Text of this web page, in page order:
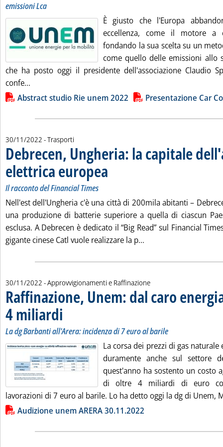
emissioni Lca
È giusto che l'Europa
eccellenza, come il motore a
fondando la sua scelta su un
come quello delle emissioni allo
che ha posto oggi il presidente dell'associazione Claudio
confe...
Lista allegati PDF alla notizia
Abstract studio Rie unem 2022 Presentazione Car
30/11/2022 - Trasporti
Debrecen, Ungheria: la capitale
elettrica europea . Sottotitolo: Il racconto del Financial Times
. Pubblicata mercoledì 30 novembre 2022 alle
Il racconto del Financial Times
Nell'est dell'Ungheria c'è una città di 200mila abitanti –
una produzione di batterie superiore a quella di ciascun
esclusa. A Debrecen è dedicato il “Big Read” sul Financial
gigante cinese Catl vuole realizzare la p...
30/11/2022 - Approvvigionamenti e Raffinazione
Raffinazione, Unem: dal caro
4 miliardi . Sottotitolo: La dg Barbanti all'Arera: incidenza di 7 euro al barile
La dg Barbanti all'Arera: incidenza di 7 euro al barile
La corsa dei prezzi di gas
duramente anche sul settore
quest'anno ha sostento un costo
di oltre 4 miliardi di euro
lavorazioni di 7 euro al barile. Lo ha detto oggi la dg di Unem,
Lista allegati PDF alla notizia
Audizione unem ARERA 30.11.2022